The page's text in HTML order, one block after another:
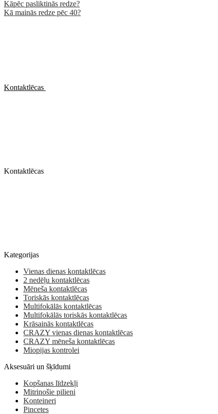
Kāpēc pasliktinās redze?
Kā mainās redze pēc 40?
Kontaktlēcas
Kontaktlēcas
Kategorijas
Vienas dienas kontaktlēcas
2 nedēļu kontaktlēcas
Mēneša kontaktlēcas
Toriskās kontaktlēcas
Multifokālās kontaktlēcas
Multifokālās toriskās kontaktlēcas
Krāsainās kontaktlēcas
CRAZY vienas dienas kontaktlēcas
CRAZY mēneša kontaktlēcas
Miopijas kontrolei
Aksesuāri un šķīdumi
Kopšanas līdzekļi
Mitrinošie pilieni
Konteineri
Pincetes